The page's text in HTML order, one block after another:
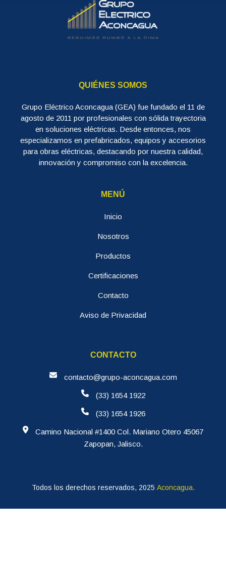
QUIÉNES SOMOS
Grupo Eléctrico Aconcagua (GEA) fue fundado el 11 de
agosto de 2011 por profesionales con sólida trayectoria
en soluciones eléctricas. Desde entonces, nos
especializamos en prefabricados, equipos y accesorios
para obras eléctricas, destacando por nuestra calidad,
innovación y compromiso con la excelencia.
MENÚ
Inicio
Nosotros
Productos
Certificaciones
Contacto
Aviso de Privacidad
CONTACTO
contacto@grupo-aconcagua.com
(33) 1654 1922
(33) 1654 1926
Camino Nacional #1400 Col. Mariano Otero 45067
Zapopan, Jalisco.
Todos los derechos reservados, 2025 Aconcagua.